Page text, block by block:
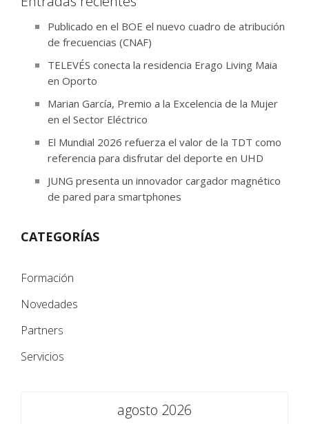
Publicado en el BOE el nuevo cuadro de atribución
de frecuencias (CNAF)
TELEVÉS conecta la residencia Erago Living Maia
en Oporto
Marian García, Premio a la Excelencia de la Mujer
en el Sector Eléctrico
El Mundial 2026 refuerza el valor de la TDT como
referencia para disfrutar del deporte en UHD
JUNG presenta un innovador cargador magnético
de pared para smartphones
CATEGORÍAS
Formación
Novedades
Partners
Servicios
agosto 2026